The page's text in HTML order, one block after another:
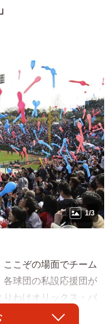
1/3
こぞの場面でチーム
各球団の私設応援団が
わけオリックス・バ
「手がこんでいる」